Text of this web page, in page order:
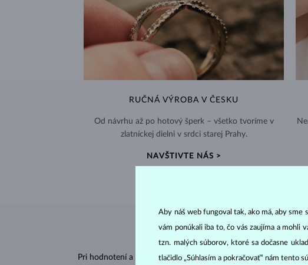
RUČNÁ VÝROBA V ČESKU
Od návrhu až po hotový šperk – všetko tvoríme v
zlatníckej dielni v srdci starej Prahy.
NAVŠTIVTE NÁS >
Pri hodnotení a certifikáciidiamantovsa posudzujú ich
Aby náš web fungoval tak, ako má, aby sme
vám ponúkali iba to, čo vás zaujíma a mohli
tzn. malých súborov, ktoré sa dočasne
tlačidlo „Súhlasím a pokračovať“ nám tento